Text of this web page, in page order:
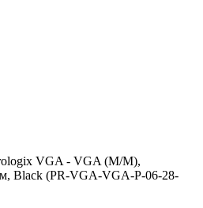
VGA - VGA (M/M),
Black (PR-VGA-VGA-P-06-28-